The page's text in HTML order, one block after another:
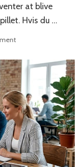
at blive
Hvis du …
on
forhandler
du
med
leverandører
som
en
professionel
iværksætter